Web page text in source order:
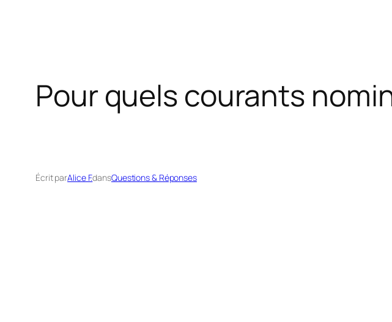
Pour quels courants
Écrit parAlice F.dansQuestions & Réponses